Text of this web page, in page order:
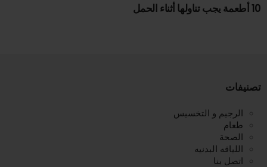
10 أطعمة يجب تناولها أثناء الحمل
تصنيفات
الرجيم و التخسيس
طعام
الصحة
اللياقه البدنيه
اتصل بنا